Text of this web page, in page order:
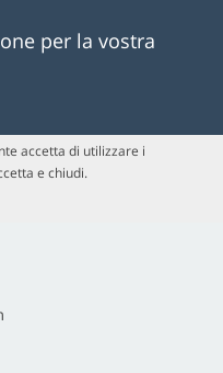
per la vostra
accetta di utilizzare i
e chiudi.